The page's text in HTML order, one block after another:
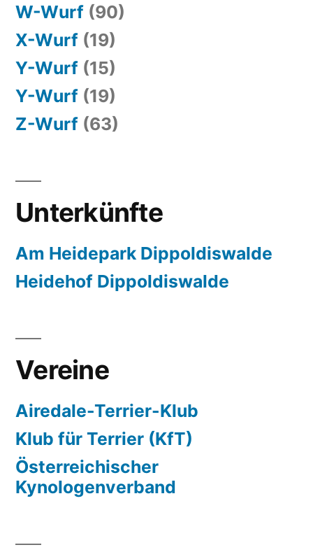
W-Wurf (90)
X-Wurf (19)
Y-Wurf (15)
Y-Wurf (19)
Z-Wurf (63)
Unterkünfte
Am Heidepark Dippoldiswalde
Heidehof Dippoldiswalde
Vereine
Airedale-Terrier-Klub
Klub für Terrier (KfT)
Österreichischer
Kynologenverband